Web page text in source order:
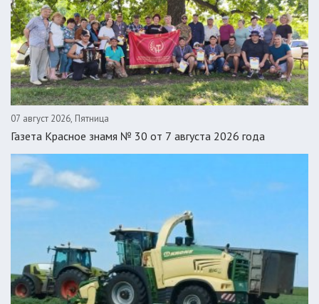
07 август 2026, Пятница
Газета Красное знамя № 30 от 7 августа 2026 года